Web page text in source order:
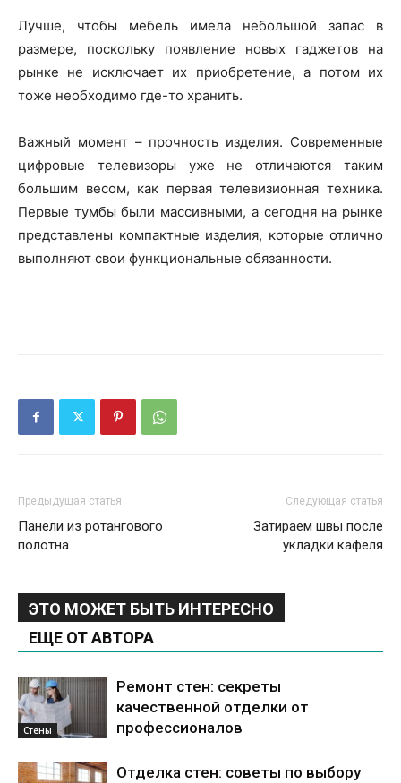
Лучше, чтобы мебель имела небольшой запас в
размере, поскольку появление новых гаджетов на
рынке не исключает их приобретение, а потом их
тоже необходимо где-то хранить.
Важный момент – прочность изделия. Современные
цифровые телевизоры уже не отличаются таким
большим весом, как первая телевизионная техника.
Первые тумбы были массивными, а сегодня на рынке
представлены компактные изделия, которые отлично
выполняют свои функциональные обязанности.
Предыдущая статья
Панели из ротангового
полотна
Следующая статья
Затираем швы после
укладки кафеля
ЭТО МОЖЕТ БЫТЬ ИНТЕРЕСНО
ЕЩЕ ОТ АВТОРА
Стены
Ремонт стен: секреты
качественной отделки от
профессионалов
Отделка стен: советы по выбору